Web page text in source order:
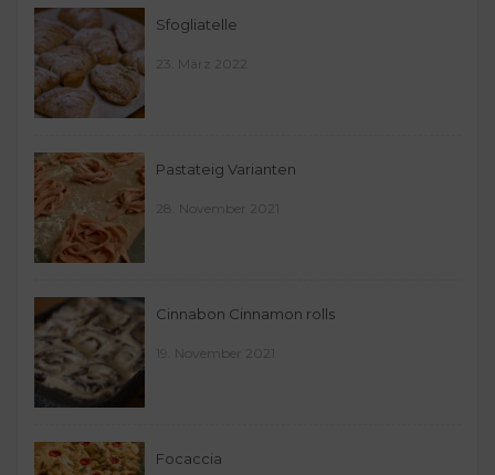
Sfogliatelle
23. März 2022
Pastateig Varianten
28. November 2021
Cinnabon Cinnamon rolls
19. November 2021
Focaccia